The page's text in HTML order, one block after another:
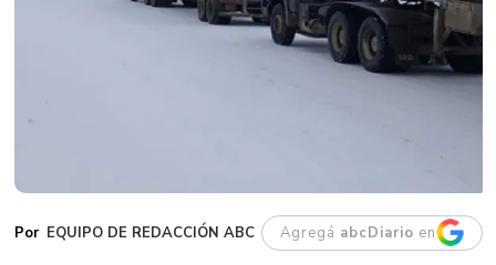
EQUIPO DE REDACCIÓN ABC Agregá abcDiario en